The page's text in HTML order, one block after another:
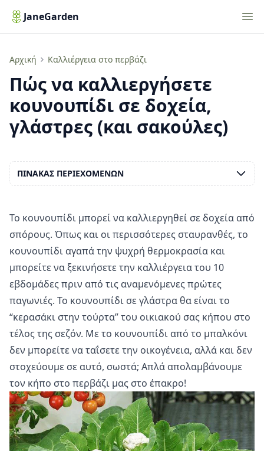
JaneGarden
Αρχική Καλλιέργεια στο περβάζι
Πώς να καλλιεργήσετε κουνουπίδι στο σπίτι
Πώς να καλλιεργήσετε
κουνουπίδι σε δοχεία,
γλάστρες (και σακούλες)
Το κουνουπίδι μπορεί να καλλιεργηθεί σε δοχεία από
σπόρους. Όπως και οι περισσότερες σταυρανθές, το
κουνουπίδι αγαπά την ψυχρή θερμοκρασία και
μπορείτε να ξεκινήσετε την καλλιέργεια του 10
εβδομάδες πριν από τις αναμενόμενες πρώτες
παγωνιές. Το κουνουπίδι σε γλάστρα θα είναι το
“κερασάκι στην τούρτα” του οικιακού σας κήπου στο
τέλος της σεζόν. Με το κουνουπίδι από το μπαλκόνι
δεν μπορείτε να ταΐσετε την οικογένεια, αλλά και δεν
στοχεύουμε σε αυτό, σωστά; Απλά απολαμβάνουμε
τον κήπο στο περβάζι μας στο έπακρο!
ΠΊΝΑΚΑΣ ΠΕΡΙΕΧΟΜΈΝΩΝ